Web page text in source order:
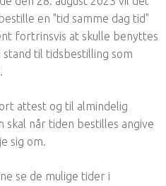
en "tid samme dag tid"
fortrinsvis at skulle benyttes
til tidsbestilling som
attest og til almindelig
skal når tiden bestilles angive
sig om.
se de mulige tider i